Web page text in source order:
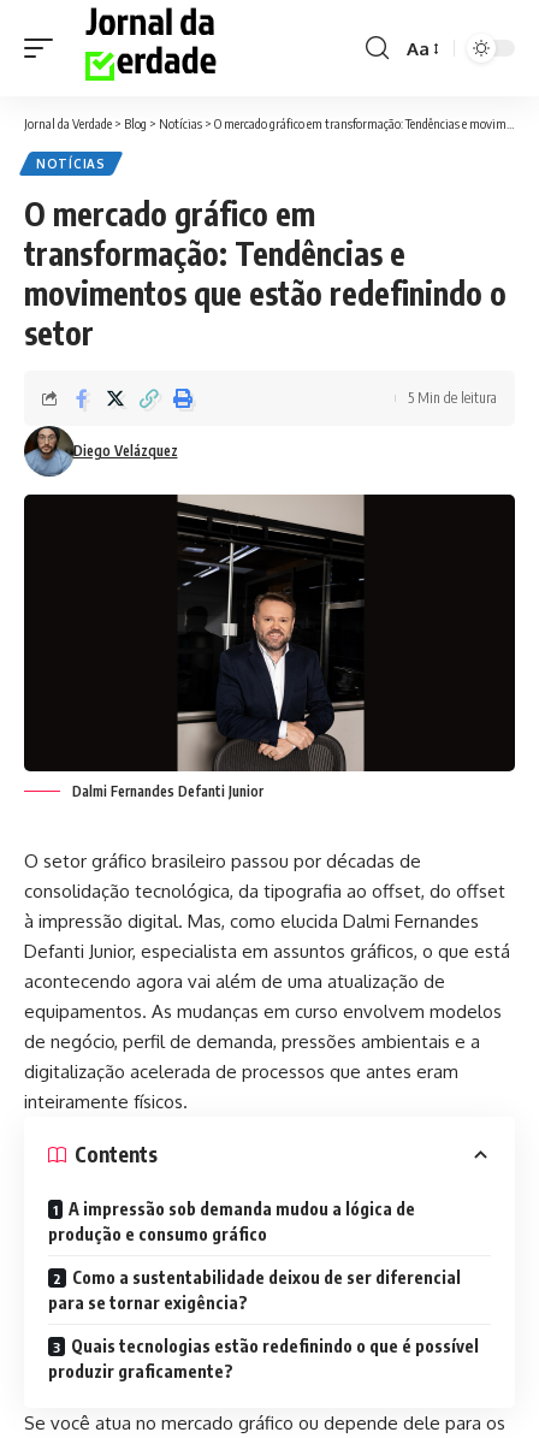
Font
Aa
Jornal da Verdade > Blog > Notícias > O mercado gráfico em transformação: Tendências e movimentos que estão redefinindo o setor
NOTÍCIAS
O mercado gráfico em
transformação: Tendências e
movimentos que estão redefinindo o
setor
Diego Velázquez
5 Min de leitura
Dalmi Fernandes Defanti Junior
O setor gráfico brasileiro passou por décadas de
consolidação tecnológica, da tipografia ao offset, do offset
à impressão digital. Mas, como elucida Dalmi Fernandes
Defanti Junior, especialista em assuntos gráficos, o que está
acontecendo agora vai além de uma atualização de
equipamentos. As mudanças em curso envolvem modelos
de negócio, perfil de demanda, pressões ambientais e a
digitalização acelerada de processos que antes eram
inteiramente físicos.
Contents
A impressão sob demanda mudou a lógica de
produção e consumo gráfico
Como a sustentabilidade deixou de ser diferencial
para se tornar exigência?
Quais tecnologias estão redefinindo o que é possível
produzir graficamente?
Se você atua no mercado gráfico ou depende dele para os